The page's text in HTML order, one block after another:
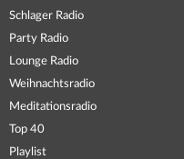
Schlager Radio
Party Radio
Lounge Radio
Weihnachtsradio
Meditationsradio
Top 40
Playlist